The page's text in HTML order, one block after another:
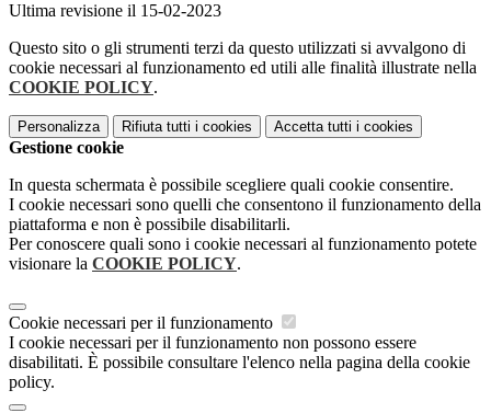
Ultima revisione il 15-02-2023
Questo sito o gli strumenti terzi da questo utilizzati si avvalgono di
cookie necessari al funzionamento ed utili alle finalità illustrate nella
COOKIE POLICY.
Personalizza Rifiuta tutti i cookies Accetta tutti i cookies
Gestione cookie
In questa schermata è possibile scegliere quali cookie consentire.
I cookie necessari sono quelli che consentono il funzionamento della
piattaforma e non è possibile disabilitarli.
Per conoscere quali sono i cookie necessari al funzionamento potete
visionare la COOKIE POLICY.
Cookie necessari per il funzionamento
I cookie necessari per il funzionamento non possono essere
disabilitati. È possibile consultare l'elenco nella pagina della cookie
policy.